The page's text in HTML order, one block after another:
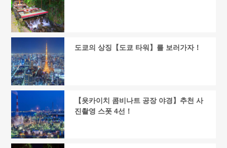
도쿄의 상징【도쿄 타워】를 보러가자！
【욧카이치 콤비나트 공장 야경】추천 사
진촬영 스폿 4선！